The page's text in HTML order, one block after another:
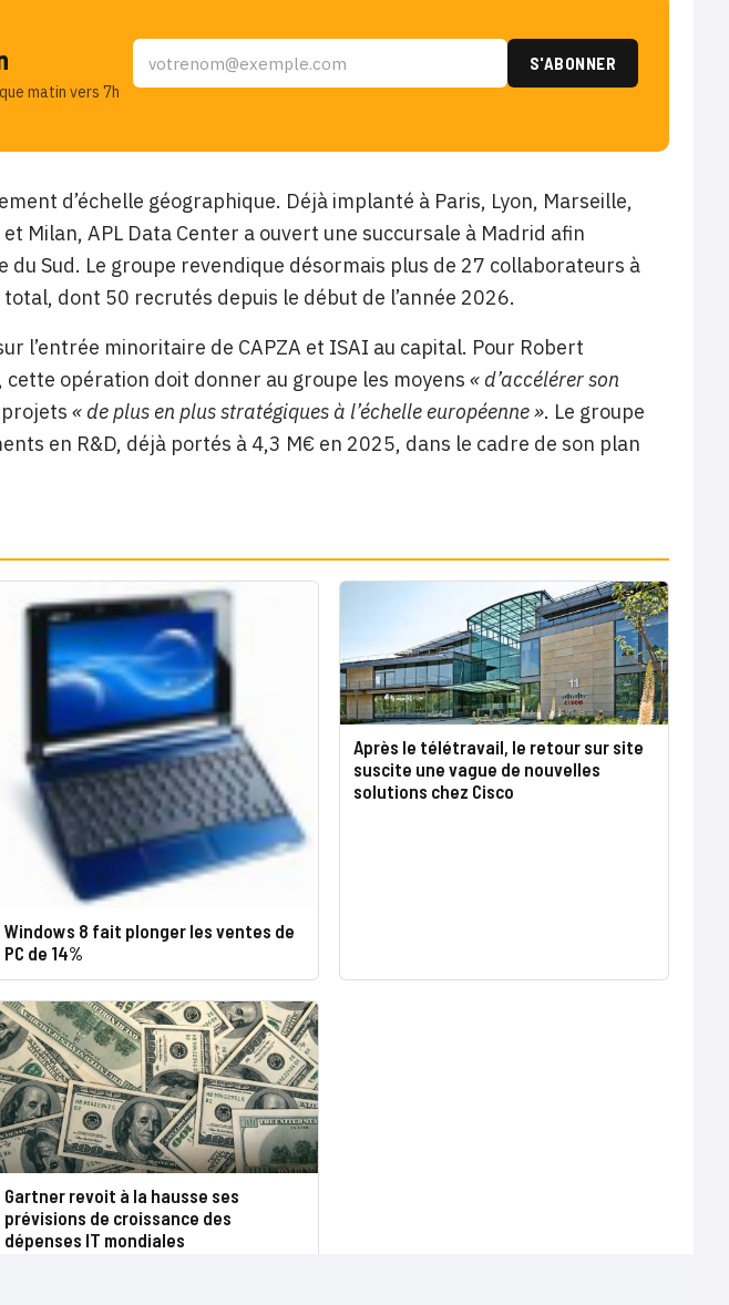
matin vers 7h
d’échelle géographique. Déjà implanté à Paris, Lyon, Marseille,
Milan, APL Data Center a ouvert une succursale à Madrid afin
du Sud. Le groupe revendique désormais plus de 27 collaborateurs à
dont 50 recrutés depuis le début de l’année 2026.
l’entrée minoritaire de CAPZA et ISAI au capital. Pour Robert
cette opération doit donner au groupe les moyens « d’accélérer son
projets « de plus en plus stratégiques à l’échelle européenne ». Le groupe
en R&D, déjà portés à 4,3 M€ en 2025, dans le cadre de son plan
Windows 8 fait plonger les ventes de
PC de 14%
Après le télétravail, le retour sur site
suscite une vague de nouvelles
solutions chez Cisco
Gartner revoit à la hausse ses
prévisions de croissance des
dépenses IT mondiales